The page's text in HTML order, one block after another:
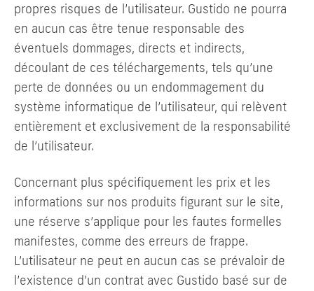
propres risques de l’utilisateur. Gustido ne pourra
en aucun cas être tenue responsable des
éventuels dommages, directs et indirects,
découlant de ces téléchargements, tels qu’une
perte de données ou un endommagement du
système informatique de l’utilisateur, qui relèvent
entièrement et exclusivement de la responsabilité
de l’utilisateur.
Concernant plus spécifiquement les prix et les
informations sur nos produits figurant sur le site,
une réserve s’applique pour les fautes formelles
manifestes, comme des erreurs de frappe.
L’utilisateur ne peut en aucun cas se prévaloir de
l’existence d’un contrat avec Gustido basé sur de